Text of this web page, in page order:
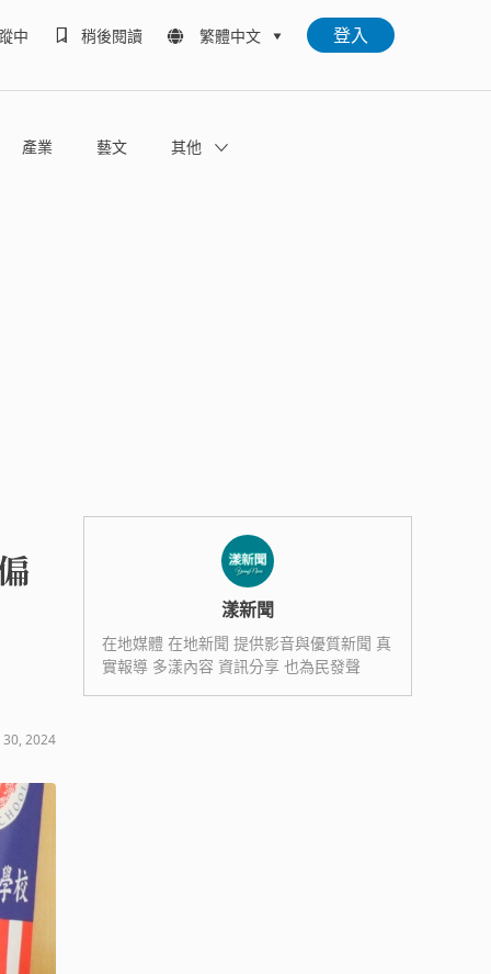
中 稍後閱讀 繁體中文 登入
產業 藝文 其他
30, 2024
漾新聞
在地媒體 在地新聞 提供影音與優質新聞 真
實報導 多漾內容 資訊分享 也為民發聲